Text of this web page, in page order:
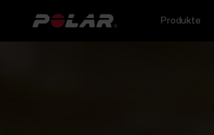
Produkte